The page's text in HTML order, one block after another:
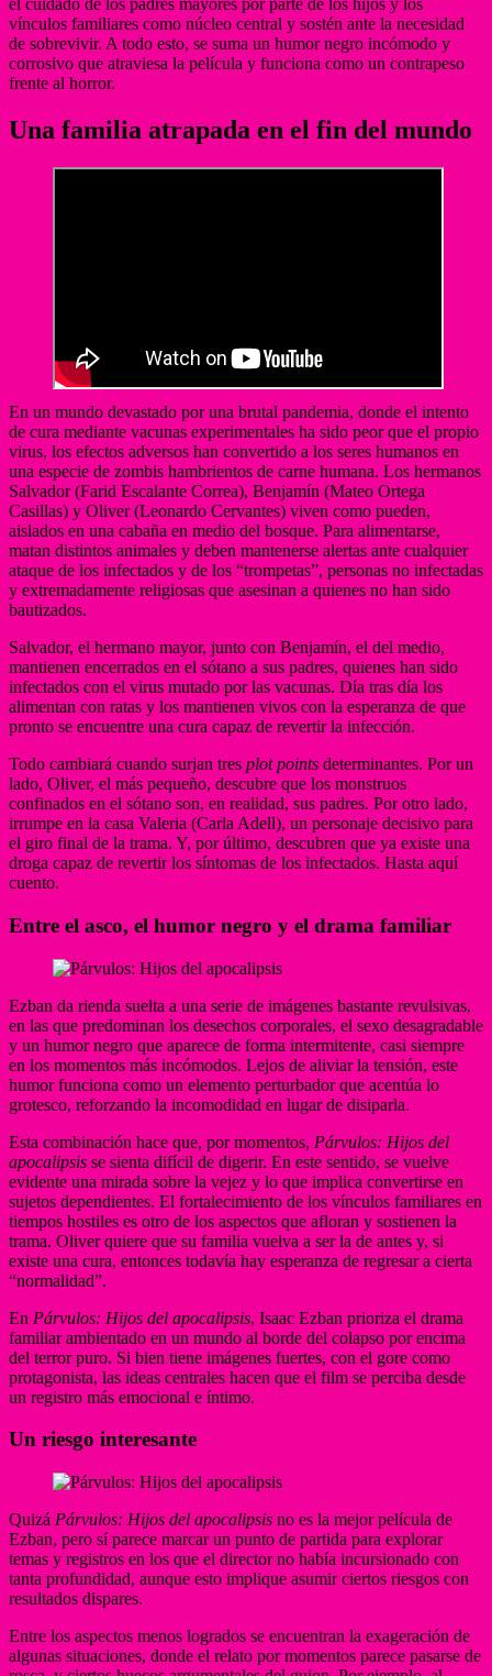
el cuidado de los padres mayores por parte de los hijos y los
vínculos familiares como núcleo central y sostén ante la necesidad
de sobrevivir. A todo esto, se suma un humor negro incómodo y
corrosivo que atraviesa la película y funciona como un contrapeso
frente al horror.
Una familia atrapada en el fin del mundo
En un mundo devastado por una brutal pandemia, donde el intento
de cura mediante vacunas experimentales ha sido peor que el propio
virus, los efectos adversos han convertido a los seres humanos en
una especie de zombis hambrientos de carne humana. Los hermanos
Salvador (Farid Escalante Correa), Benjamín (Mateo Ortega
Casillas) y Oliver (Leonardo Cervantes) viven como pueden,
aislados en una cabaña en medio del bosque. Para alimentarse,
matan distintos animales y deben mantenerse alertas ante cualquier
ataque de los infectados y de los “trompetas”, personas no infectadas
y extremadamente religiosas que asesinan a quienes no han sido
bautizados.
Salvador, el hermano mayor, junto con Benjamín, el del medio,
mantienen encerrados en el sótano a sus padres, quienes han sido
infectados con el virus mutado por las vacunas. Día tras día los
alimentan con ratas y los mantienen vivos con la esperanza de que
pronto se encuentre una cura capaz de revertir la infección.
Todo cambiará cuando surjan tres plot points determinantes. Por un
lado, Oliver, el más pequeño, descubre que los monstruos
confinados en el sótano son, en realidad, sus padres. Por otro lado,
irrumpe en la casa Valeria (Carla Adell), un personaje decisivo para
el giro final de la trama. Y, por último, descubren que ya existe una
droga capaz de revertir los síntomas de los infectados. Hasta aquí
cuento.
Entre el asco, el humor negro y el drama familiar
Ezban da rienda suelta a una serie de imágenes bastante revulsivas,
en las que predominan los desechos corporales, el sexo desagradable
y un humor negro que aparece de forma intermitente, casi siempre
en los momentos más incómodos. Lejos de aliviar la tensión, este
humor funciona como un elemento perturbador que acentúa lo
grotesco, reforzando la incomodidad en lugar de disiparla.
Esta combinación hace que, por momentos, Párvulos: Hijos del
apocalipsis se sienta difícil de digerir. En este sentido, se vuelve
evidente una mirada sobre la vejez y lo que implica convertirse en
sujetos dependientes. El fortalecimiento de los vínculos familiares en
tiempos hostiles es otro de los aspectos que afloran y sostienen la
trama. Oliver quiere que su familia vuelva a ser la de antes y, si
existe una cura, entonces todavía hay esperanza de regresar a cierta
“normalidad”.
En Párvulos: Hijos del apocalipsis, Isaac Ezban prioriza el drama
familiar ambientado en un mundo al borde del colapso por encima
del terror puro. Si bien tiene imágenes fuertes, con el gore como
protagonista, las ideas centrales hacen que el film se perciba desde
un registro más emocional e íntimo.
Un riesgo interesante
Quizá Párvulos: Hijos del apocalipsis no es la mejor película de
Ezban, pero sí parece marcar un punto de partida para explorar
temas y registros en los que el director no había incursionado con
tanta profundidad, aunque esto implique asumir ciertos riesgos con
resultados dispares.
Entre los aspectos menos logrados se encuentran la exageración de
algunas situaciones, donde el relato por momentos parece pasarse de